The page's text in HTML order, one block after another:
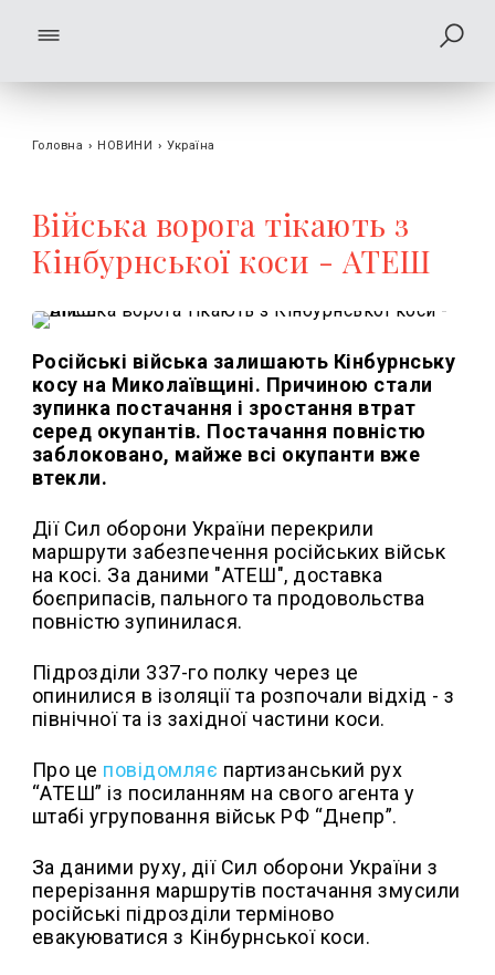
Головна › НОВИНИ › Україна
Війська ворога тікають з
Кінбурнської коси - АТЕШ
Російські війська залишають Кінбурнську
косу на Миколаївщині. Причиною стали
зупинка постачання і зростання втрат
серед окупантів. Постачання повністю
заблоковано, майже всі окупанти вже
втекли.
Дії Сил оборони України перекрили
маршрути забезпечення російських військ
на косі. За даними "АТЕШ", доставка
боєприпасів, пального та продовольства
повністю зупинилася.
Підрозділи 337-го полку через це
опинилися в ізоляції та розпочали відхід - з
північної та із західної частини коси.
Про це повідомляє партизанський рух
“АТЕШ” із посиланням на свого агента у
штабі угруповання військ РФ “Днепр”.
За даними руху, дії Сил оборони України з
перерізання маршрутів постачання змусили
російські підрозділи терміново
евакуюватися з Кінбурнської коси.